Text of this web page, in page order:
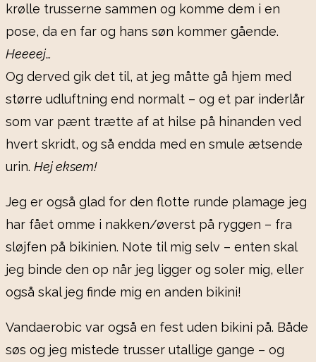
krølle trusserne sammen og komme dem i en
pose, da en far og hans søn kommer gående.
Heeeej…
Og derved gik det til, at jeg måtte gå hjem med
større udluftning end normalt – og et par inderlår
som var pænt trætte af at hilse på hinanden ved
hvert skridt, og så endda med en smule ætsende
urin. Hej eksem!
Jeg er også glad for den flotte runde plamage jeg
har fået omme i nakken/øverst på ryggen – fra
sløjfen på bikinien. Note til mig selv – enten skal
jeg binde den op når jeg ligger og soler mig, eller
også skal jeg finde mig en anden bikini!
Vandaerobic var også en fest uden bikini på. Både
søs og jeg mistede trusser utallige gange – og